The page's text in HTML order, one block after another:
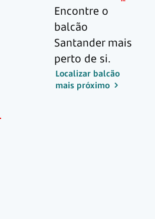
Encontre o
balcão
Santander mais
perto de si.
Localizar balcão
mais próximo